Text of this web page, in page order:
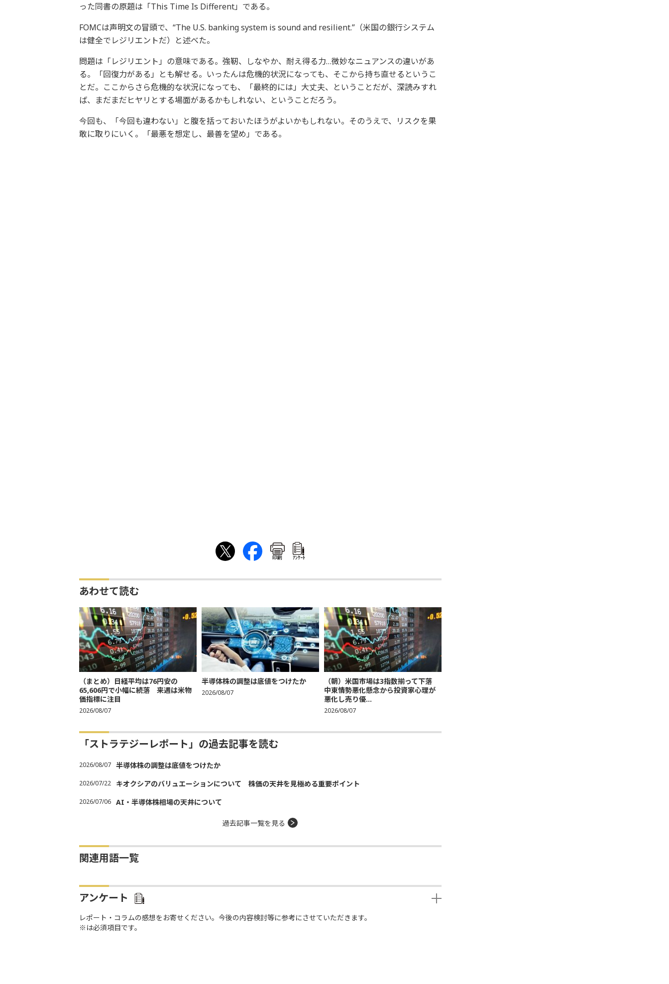
った同書の原題は「This Time Is Different」である。
FOMCは声明文の冒頭で、“The U.S. banking system is sound and resilient.”（米国の銀行システム
は健全でレジリエントだ）と述べた。
問題は「レジリエント」の意味である。強靭、しなやか、耐え得る力…微妙なニュアンスの違いがあ
る。「回復力がある」とも解せる。いったんは危機的状況になっても、そこから持ち直せるというこ
とだ。ここからさら危機的な状況になっても、「最終的には」大丈夫、ということだが、深読みすれ
ば、まだまだヒヤリとする場面があるかもしれない、ということだろう。
今回も、「今回も違わない」と腹を括っておいたほうがよいかもしれない。そのうえで、リスクを果
敢に取りにいく。「最悪を想定し、最善を望め」である。
印刷 ｱﾝｹｰﾄ
あわせて読む
（まとめ）日経平均は76円安の
65,606円で小幅に続落 来週は米物
価指標に注目
2026/08/07
半導体株の調整は底値をつけたか
2026/08/07
（朝）米国市場は3指数揃って下落
中東情勢悪化懸念から投資家心理が
悪化し売り優...
2026/08/07
「ストラテジーレポート」の過去記事を読む
2026/08/07 半導体株の調整は底値をつけたか
2026/07/22 キオクシアのバリュエーションについて 株価の天井を見極める重要ポイント
2026/07/06 AI・半導体株相場の天井について
過去記事一覧を見る
関連用語一覧
アンケート
レポート・コラムの感想をお寄せください。今後の内容検討等に参考にさせていただきます。
※は必須項目です。